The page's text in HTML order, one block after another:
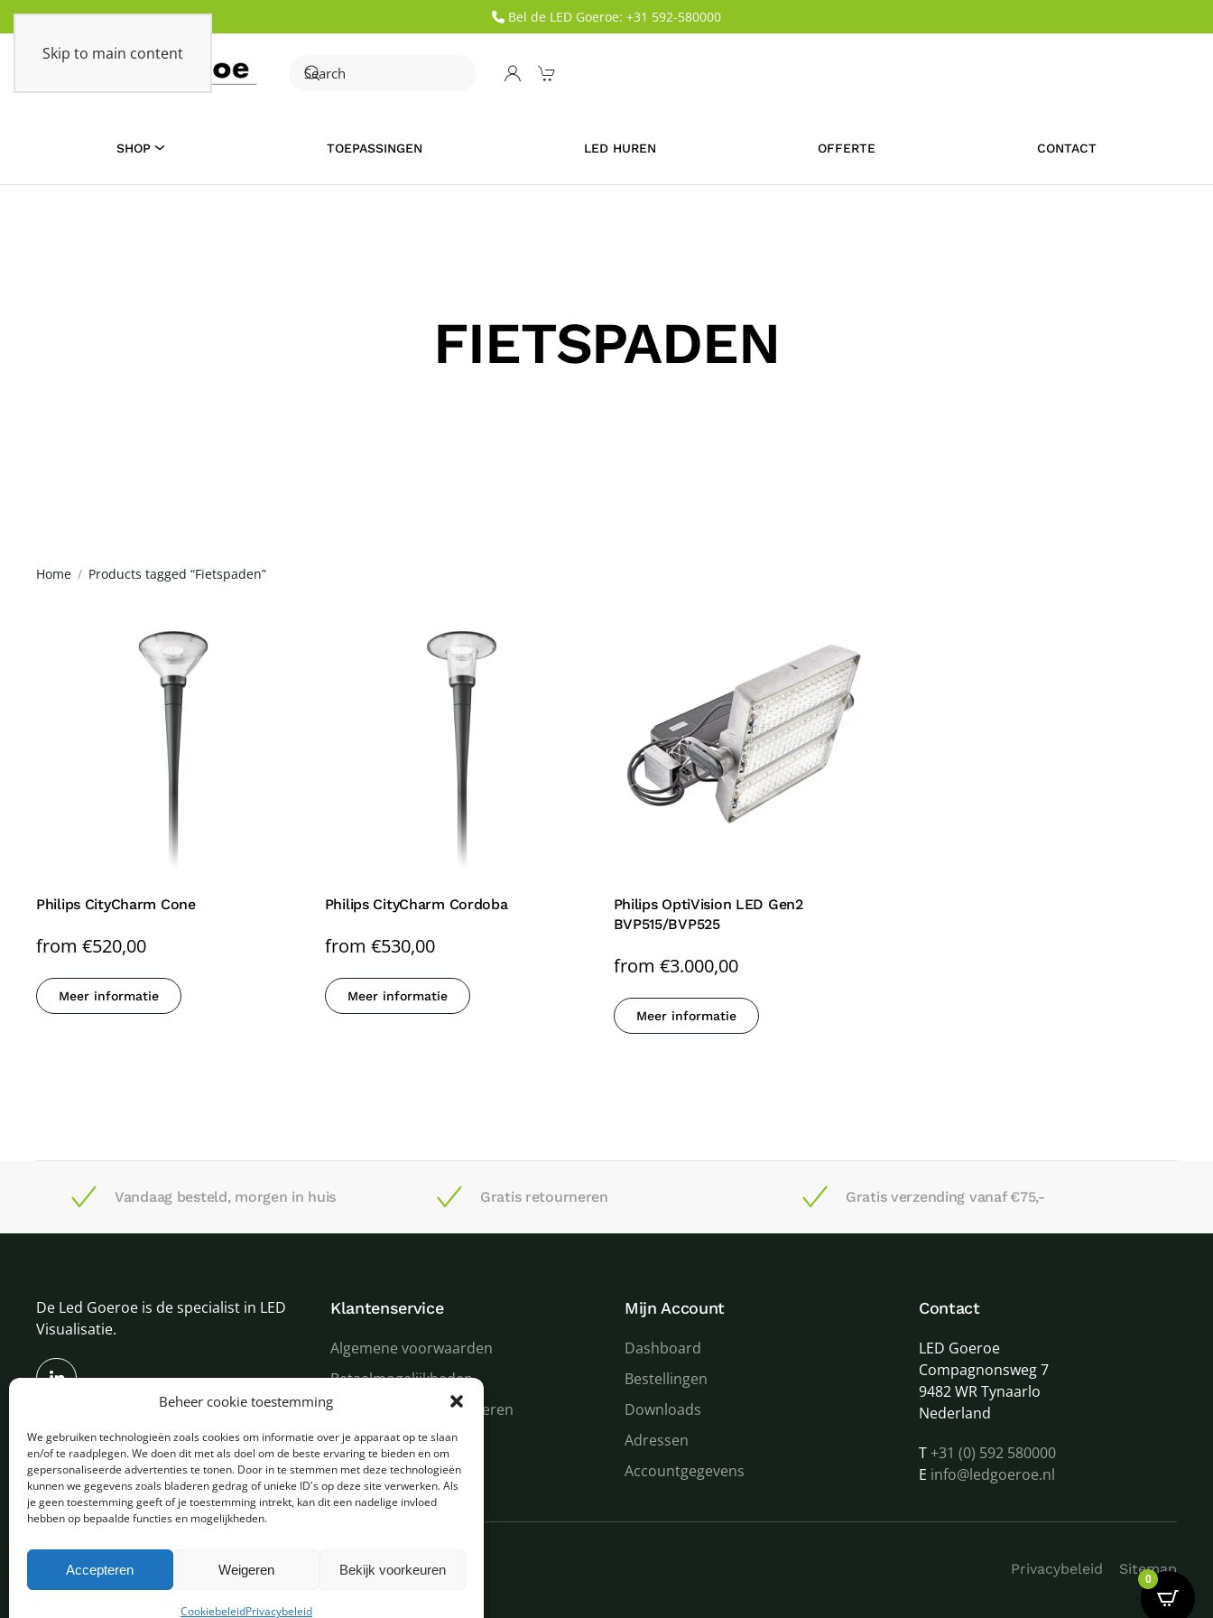
Beheer cookie toestemming
We gebruiken technologieën zoals cookies om informatie over je apparaat op te slaan
en/of te raadplegen. We doen dit met als doel om de beste ervaring te bieden en om
gepersonaliseerde advertenties te tonen. Door in te stemmen met deze technologieën
kunnen we gegevens zoals bladeren gedrag of unieke ID's op deze site verwerken. Als
je geen toestemming geeft of je toestemming intrekt, kan dit een nadelige invloed
hebben op bepaalde functies en mogelijkheden.
Accepteren Weigeren Bekijk voorkeuren
CookiebeleidPrivacybeleid
Skip to main content
Bel de LED Goeroe: +31 592-580000
SHOP TOEPASSINGEN LED HUREN OFFERTE CONTACT
FIETSPADEN
Home Products tagged “Fietspaden”
Philips CityCharm Cone
from €520,00
Meer informatie
Philips CityCharm Cordoba
from €530,00
Meer informatie
Philips OptiVision LED Gen2
BVP515/BVP525
from €3.000,00
Meer informatie
Vandaag besteld, morgen in huis Gratis retourneren Gratis verzending vanaf €75,-
De Led Goeroe is de specialist in LED
Visualisatie.
Klantenservice
Algemene voorwaarden
Betaalmogelijkheden
Verzenden en retourneren
Garantie en service
Over ons
Mijn Account
Dashboard
Bestellingen
Downloads
Adressen
Accountgegevens
Contact
LED Goeroe
Compagnonsweg 7
9482 WR Tynaarlo
Nederland
T+31 (0) 592 580000
E info@ledgoeroe.nl
Copyright © 2025 - Alle rechten voorbehouden Privacybeleid Sitemap
0